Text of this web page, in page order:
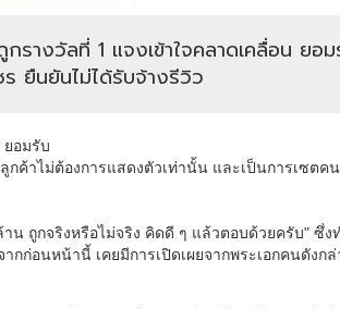
รางวัลที่ 1 แจงเข้าใจคลาดเคลื่อน ยอ
ยืนยันไม่ได้รับจ้างรีวิว
ยอมรับ
ค้าไม่ต้องการแสดงตัวเท่านั้น และเป็นการเซตค
ถูกจริงหรือไม่จริง คิดดี ๆ แล้วตอบด้วยครับ" ซึ่ง
กก่อนหน้านี้ เคยมีการเปิดเผยจากพระเอกคนดังกล่